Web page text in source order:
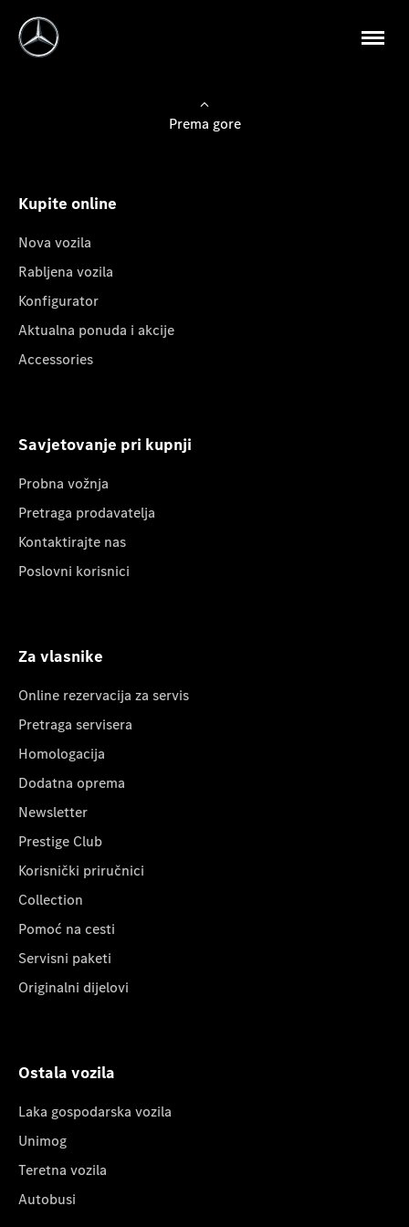
Prema gore
Kupite online
Nova vozila
Rabljena vozila
Konfigurator
Aktualna ponuda i akcije
Accessories
Savjetovanje pri kupnji
Probna vožnja
Pretraga prodavatelja
Kontaktirajte nas
Poslovni korisnici
Za vlasnike
Online rezervacija za servis
Pretraga servisera
Homologacija
Dodatna oprema
Newsletter
Prestige Club
Korisnički priručnici
Collection
Pomoć na cesti
Servisni paketi
Originalni dijelovi
Ostala vozila
Laka gospodarska vozila
Unimog
Teretna vozila
Autobusi